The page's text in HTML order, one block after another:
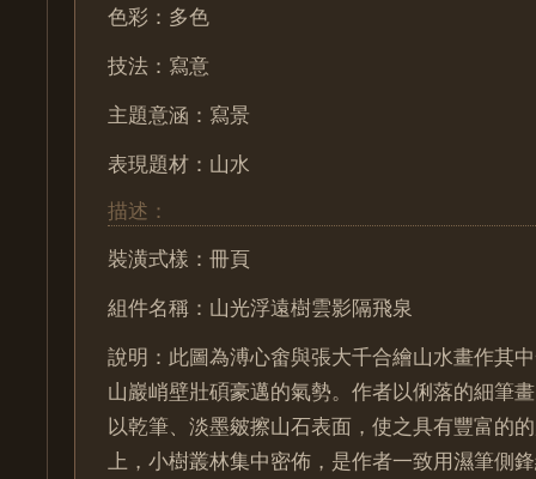
色彩：多色
技法：寫意
主題意涵：寫景
表現題材：山水
描述：
裝潢式樣：冊頁
組件名稱：山光浮遠樹雲影隔飛泉
說明：此圖為溥心畬與張大千合繪山水畫作其
山巖峭壁壯碩豪邁的氣勢。作者以俐落的細筆
以乾筆、淡墨皴擦山石表面，使之具有豐富的
上，小樹叢林集中密佈，是作者一致用濕筆側